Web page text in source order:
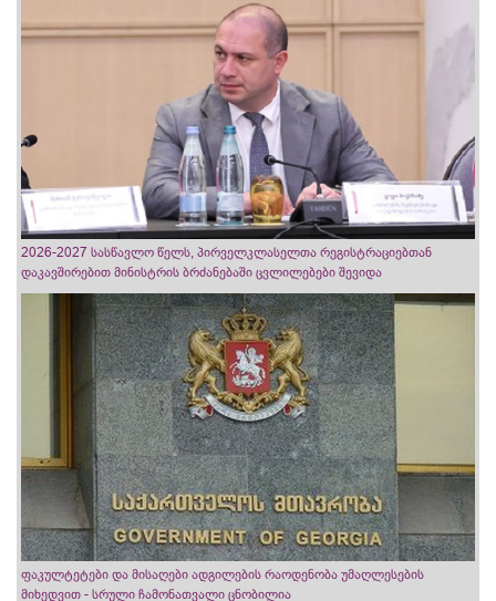
2026-2027 სასწავლო წელს, პირველკლასელთა რეგისტრაციებთან
დაკავშირებით მინისტრის ბრძანებაში ცვლილებები შევიდა
ფაკულტეტები და მისაღები ადგილების რაოდენობა უმაღლესების
მიხედვით - სრული ჩამონათვალი ცნობილია